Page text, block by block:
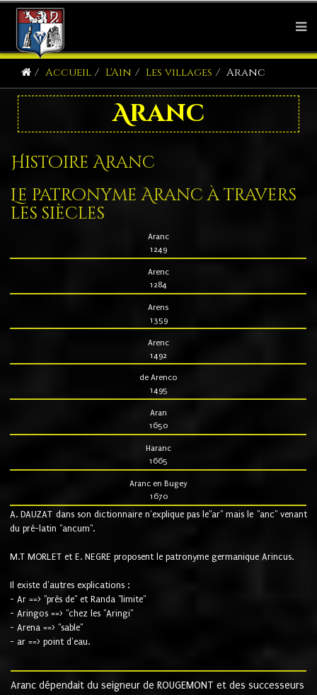
Accueil L'Ain Les villages Aranc
Aranc
Histoire Aranc
Le patronyme Aranc à travers
les siècles
Aranc
1249
Arenc
1284
Arens
1359
Arenc
1492
de Arenco
1495
Aran
1650
Haranc
1665
Aranc en Bugey
1670
A. DAUZAT dans son dictionnaire n'explique pas le"ar" mais le "anc" venant
du pré-latin "ancum".
M.T MORLET et E. NEGRE proposent le patronyme germanique Arincus.
Il existe d'autres explications :
- Ar ==> "près de" et Randa "limite"
- Aringos ==> "chez les "Aringi"
- Arena ==> "sable"
- ar ==> point d'eau.
Aranc dépendait du seigneur de ROUGEMONT et des successeurs